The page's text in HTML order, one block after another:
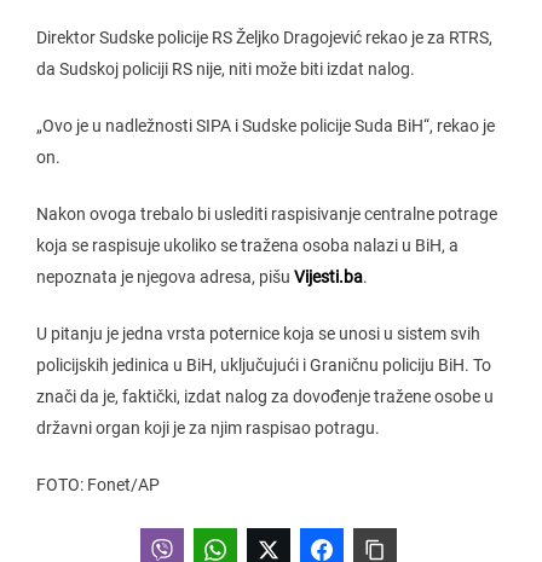
Direktor Sudske policije RS Željko Dragojević rekao je za RTRS,
da Sudskoj policiji RS nije, niti može biti izdat nalog.
„Ovo je u nadležnosti SIPA i Sudske policije Suda BiH“, rekao je
on.
Nakon ovoga trebalo bi uslediti raspisivanje centralne potrage
koja se raspisuje ukoliko se tražena osoba nalazi u BiH, a
nepoznata je njegova adresa, pišu Vijesti.ba.
U pitanju je jedna vrsta poternice koja se unosi u sistem svih
policijskih jedinica u BiH, uključujući i Graničnu policiju BiH. To
znači da je, faktički, izdat nalog za dovođenje tražene osobe u
državni organ koji je za njim raspisao potragu.
FOTO: Fonet/AP